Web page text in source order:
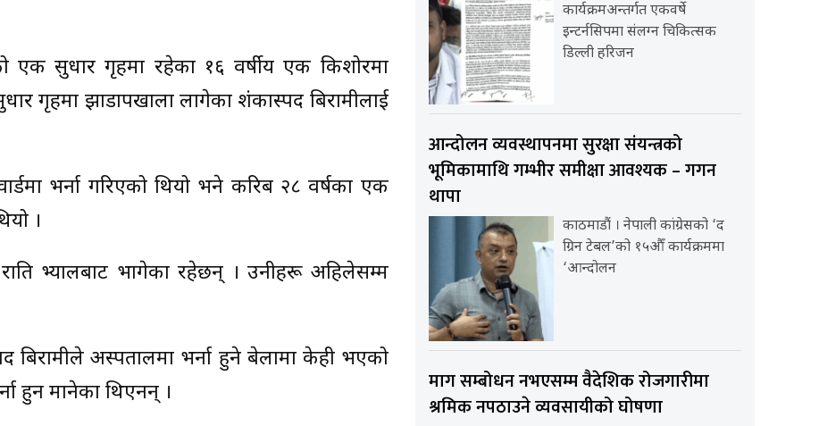
एक सुधार गृहमा रहेका १६ वर्षीय एक किशोरमा
गृहमा झाडापखाला लागेका शंकास्पद बिरामीलाई
भर्ना गरिएको थियो भने करिब २८ वर्षका एक
।
भ्यालबाट भागेका रहेछन् । उनीहरू अहिलेसम्म
अस्पतालमा भर्ना हुने बेलामा केही भएको
हुन मानेका थिएनन् ।
कार्यक्रमअन्तर्गत एकवर्षे
इन्टर्नसिपमा संलग्न चिकित्सक
डिल्ली हरिजन
आन्दोलन व्यवस्थापनमा सुरक्षा संयन्त्रको
भूमिकामाथि गम्भीर समीक्षा आवश्यक – गगन
थापा
काठमाडौं । नेपाली कांग्रेसको ‘द
ग्रिन टेबल’को १५औँ कार्यक्रममा
‘आन्दोलन
माग सम्बोधन नभएसम्म वैदेशिक रोजगारीमा
श्रमिक नपठाउने व्यवसायीको घोषणा